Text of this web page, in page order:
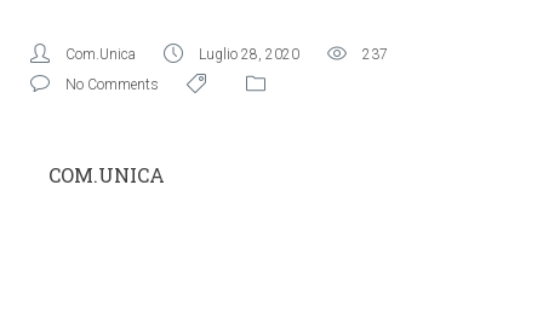
Com.Unica Luglio 28, 2020
237
No Comments
COM.UNICA